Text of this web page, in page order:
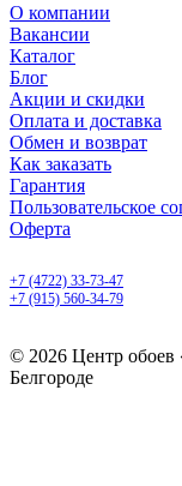
О компании
Вакансии
Каталог
Блог
Акции и скидки
Оплата и доставка
Обмен и возврат
Как заказать
Гарантия
Пользовательское
Оферта
+7 (4722) 33-73-47
+7 (915) 560-34-79
© 2026 Центр обоев
Белгороде